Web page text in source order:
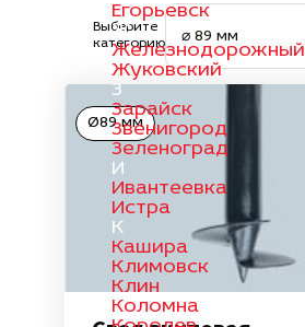
Егорьевск
Ж
Железнодорожный
Жуковский
З
Зарайск
Звенигород
Зеленоград
И
Ивантеевка
Истра
К
Кашира
Климовск
Клин
Коломна
Выберите
категорию
⌀ 89 мм
Ø89 мм